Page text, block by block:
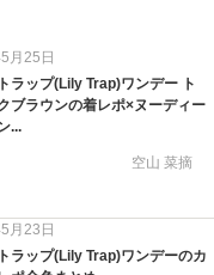
月25日
ラップ(Lily Trap)ワンデー ト
ブラウンの着レポ×ヌーディー
...
空山 菜摘
月23日
ラップ(Lily Trap)ワンデーのカ